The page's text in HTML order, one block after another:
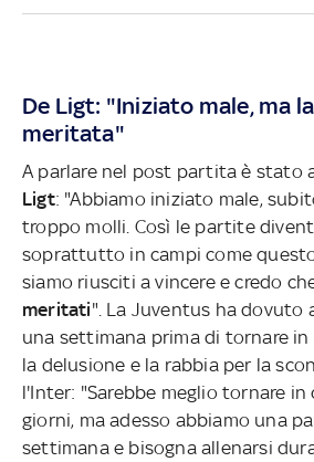
De Ligt: "Iniziato male, ma
meritata"
A parlare nel post partita è stato
Ligt: "Abbiamo iniziato male,
troppo molli. Così le partite
soprattutto in campi come
siamo riusciti a vincere e credo
meritati". La Juventus ha dovuto
una settimana prima di tornare in
la delusione e la rabbia per la
l'Inter: "Sarebbe meglio tornare
giorni, ma adesso abbiamo una
settimana e bisogna allenarsi